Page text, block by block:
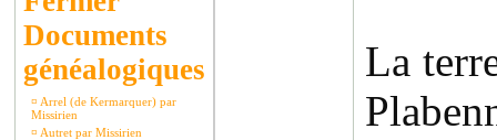
Documents
généalogiques
¤ Arrel (de Kermarquer) par
Missirien
¤ Autret par Missirien
La